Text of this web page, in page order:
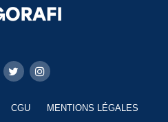
CGU MENTIONS LÉGALES